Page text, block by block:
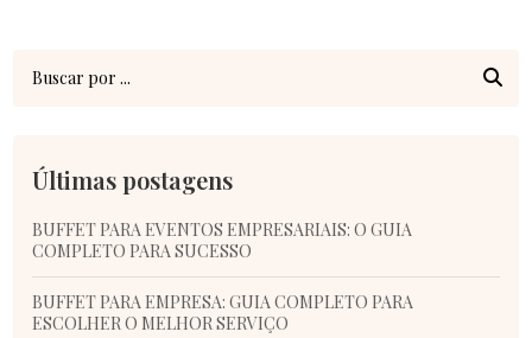
Últimas postagens
BUFFET PARA EVENTOS EMPRESARIAIS: O GUIA
COMPLETO PARA SUCESSO
BUFFET PARA EMPRESA: GUIA COMPLETO PARA
ESCOLHER O MELHOR SERVIÇO